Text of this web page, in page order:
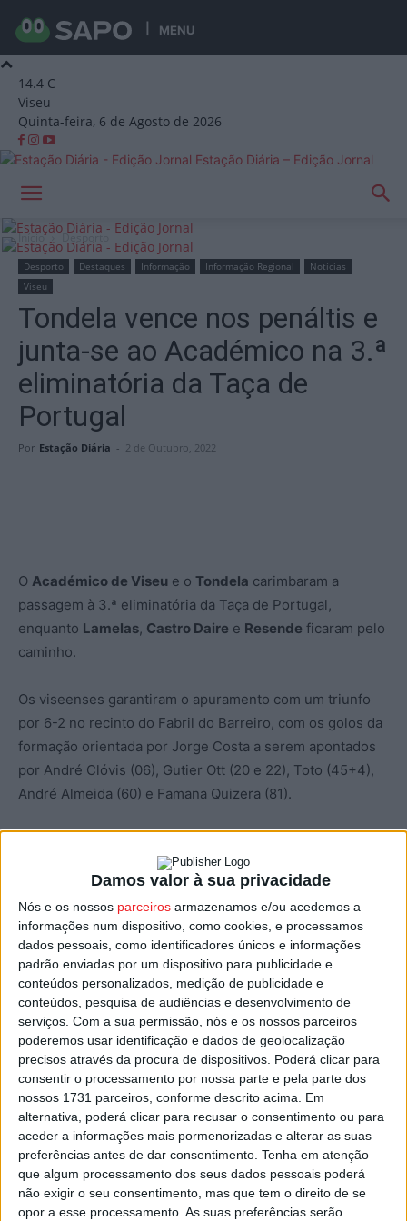
Damos valor à sua privacidade
Nós e os nossos parceiros armazenamos e/ou acedemos a
informações num dispositivo, como cookies, e processamos
dados pessoais, como identificadores únicos e informações
padrão enviadas por um dispositivo para publicidade e
conteúdos personalizados, medição de publicidade e
conteúdos, pesquisa de audiências e desenvolvimento de
serviços. Com a sua permissão, nós e os nossos parceiros
poderemos usar identificação e dados de geolocalização
precisos através da procura de dispositivos. Poderá clicar para
consentir o processamento por nossa parte e pela parte dos
nossos 1731 parceiros, conforme descrito acima. Em
alternativa, poderá clicar para recusar o consentimento ou para
aceder a informações mais pormenorizadas e alterar as suas
preferências antes de dar consentimento. Tenha em atenção
que algum processamento dos seus dados pessoais poderá
não exigir o seu consentimento, mas que tem o direito de se
opor a esse processamento. As suas preferências serão
MENU
14.4 C
Viseu
Quinta-feira, 6 de Agosto de 2026
Estação Diária – Edição Jornal
Início Desporto
Desporto Destaques Informação Informação Regional
Notícias
Viseu
Tondela vence nos penáltis e
junta-se ao Académico na 3.ª
eliminatória da Taça de
Portugal
Por Estação Diária - 2 de Outubro, 2022
O Académico de Viseu e o Tondela carimbaram a
passagem à 3.ª eliminatória da Taça de Portugal,
enquanto Lamelas, Castro Daire e Resende ficaram pelo
caminho.
Os viseenses garantiram o apuramento com um triunfo
por 6-2 no recinto do Fabril do Barreiro, com os golos da
formação orientada por Jorge Costa a serem apontados
por André Clóvis (06), Gutier Ott (20 e 22), Toto (45+4),
André Almeida (60) e Famana Quizera (81).
equipa este ano a jogar na Liga 3, e o jogo só foi decidido
no desempate por penaltis, onde brilhou Niasse com
duas defesas.
Telmo Arcanjo adiantou os ‘auriverdes’ aos 36
minutos. No segundo tempo um autogolo de Daniel dos
Anjos, aos 54 minutos, devolveu a igualdade ao
marcador. Aos 80, Tiago Almeida foi expulso e o Tondela
ficou a jogar com 10.
Após 1-1 no final do prolongamento, no desempate por
penaltis venceu o Tondela com três penaltis
concretizados contra apenas um da Académica.
Pelo caminho ficaram o Castro Daire , derrotado por 3-0